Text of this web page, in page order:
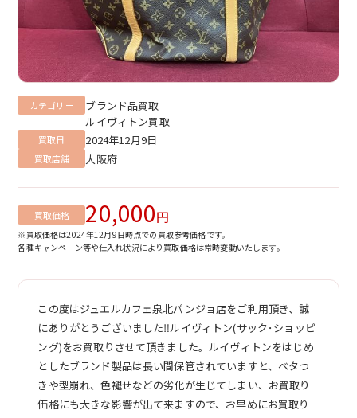
カテゴリー
ブランド品買取
ルイヴィトン買取
買取日 2024年12月9日
買取店舗 大阪府
買取価格 20,000円
※買取価格は2024年12月9日時点での買取参考価格です。
各種キャンペーン等や仕入れ状況により買取価格は常時変動いたします。
この度はジュエルカフェ泉北パンジョ店をご利用頂き、誠
にありがとうございました‼︎ルイヴィトン(サック･ショッピ
ング)をお買取りさせて頂きました。ルイヴィトンをはじめ
としたブランド製品は長い間保管されていますと、ベタつ
きや型崩れ、色褪せなどの劣化が生じてしまい、お買取り
価格にも大きな影響が出て来ますので、お早めにお買取り